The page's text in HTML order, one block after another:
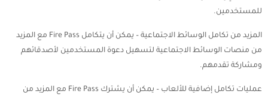
للمستخدمين.
المزيد من تكامل الوسائط الاجتماعية – يمكن أن يتكامل Fire Pass مع المزيد
من منصات الوسائط الاجتماعية لتسهيل دعوة المستخدمين لأصدقائهم
ومشاركة تقدمهم.
عمليات تكامل إضافية للألعاب – يمكن أن يشترك Fire Pass مع المزيد من